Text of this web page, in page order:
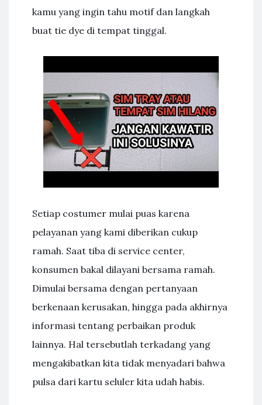
kamu yang ingin tahu motif dan langkah
buat tie dye di tempat tinggal.
Setiap costumer mulai puas karena
pelayanan yang kami diberikan cukup
ramah. Saat tiba di service center,
konsumen bakal dilayani bersama ramah.
Dimulai bersama dengan pertanyaan
berkenaan kerusakan, hingga pada akhirnya
informasi tentang perbaikan produk
lainnya. Hal tersebutlah terkadang yang
mengakibatkan kita tidak menyadari bahwa
pulsa dari kartu seluler kita udah habis.